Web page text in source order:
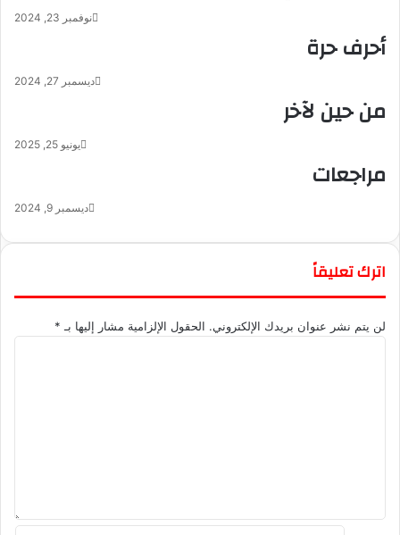
نوفمبر 23, 2024
أحرف حرة
ديسمبر 27, 2024
من حين لآخر
يونيو 25, 2025
مراجعات
ديسمبر 9, 2024
اترك تعليقاً
لن يتم نشر عنوان بريدك الإلكتروني. الحقول الإلزامية مشار إليها بـ *